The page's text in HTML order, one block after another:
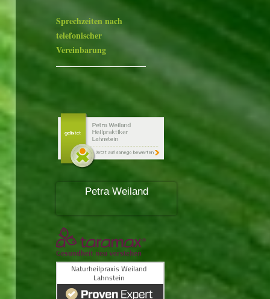
Sprechzeiten nach
telefonischer
Vereinbarung
Petra Weiland